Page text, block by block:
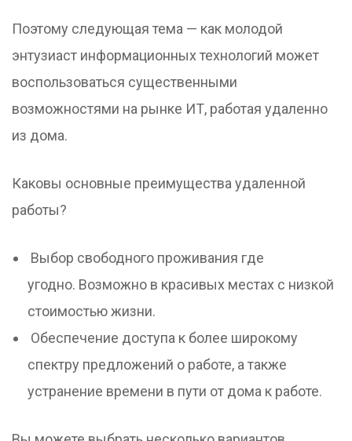
Поэтому следующая тема — как молодой
энтузиаст информационных технологий может
воспользоваться существенными
возможностями на рынке ИТ, работая удаленно
из дома.
Каковы основные преимущества удаленной
работы?
Выбор свободного проживания где
угодно. Возможно в красивых местах с низкой
стоимостью жизни.
Обеспечение доступа к более широкому
спектру предложений о работе, а также
устранение времени в пути от дома к работе.